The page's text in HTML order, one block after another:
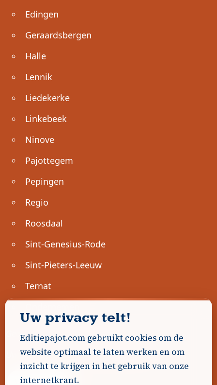
Edingen
Geraardsbergen
Halle
Lennik
Liedekerke
Linkebeek
Ninove
Pajottegem
Pepingen
Regio
Roosdaal
Sint-Genesius-Rode
Sint-Pieters-Leeuw
Ternat
Geen advertenties gevonden.
Uw advertentie hier? Contacteer ons!
Word Partner!
Uw privacy telt!
Editiepajot.com gebruikt cookies om de
website optimaal te laten werken en om
inzicht te krijgen in het gebruik van onze
internetkrant.